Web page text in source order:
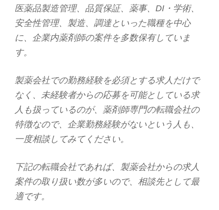
医薬品製造管理、品質保証、薬事、DI・学術、
安全性管理、製造、調達といった職種を中心
に、企業内薬剤師の案件を多数保有していま
す。
製薬会社での勤務経験を必須とする求人だけで
なく、未経験者からの応募を可能としている求
人も扱っているのが、薬剤師専門の転職会社の
特徴なので、企業勤務経験がないという人も、
一度相談してみてください。
下記の転職会社であれば、製薬会社からの求人
案件の取り扱い数が多いので、相談先として最
適です。